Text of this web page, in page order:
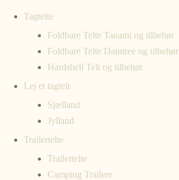
Tagtelte
Foldbare Telte Tanami og tilbehør
Foldbare Telte Daintree og tilbehør
Hardshell Telt og tilbehør
Lej et tagtelt
Sjælland
Jylland
Trailertelte
Trailertelte
Camping Trailere